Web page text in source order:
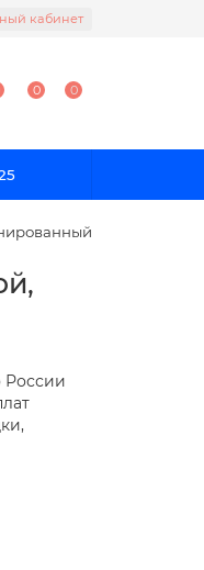
кабинет
0 0
голубой,
России